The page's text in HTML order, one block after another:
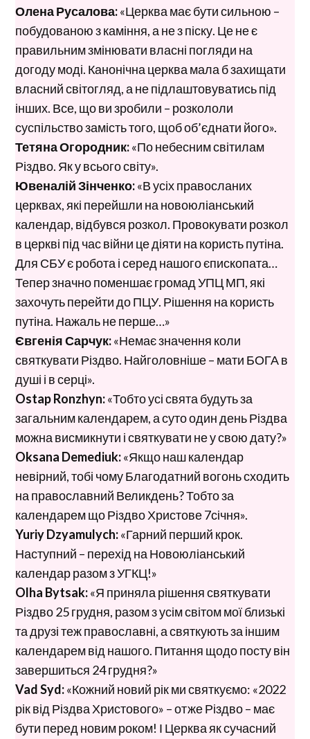
Олена Русалова:«Церква має бути сильною –
побудованою з каміння, а не з піску. Це не є
правильним змінювати власні погляди на
догоду моді. Канонічна церква мала б захищати
власний світогляд, а не підлаштовуватись під
інших. Все, що ви зробили – розкололи
суспільство замість того, щоб об’єднати його».
Тетяна Огородник:«По небесним світилам
Різдво. Як у всього світу».
Ювеналій Зінченко:«В усіх правосланих
церквах, які перейшли на новоюліанський
календар, відбувся розкол. Провокувати розкол
в церкві під час війни це діяти на користь путіна.
Для СБУ є робота і серед нашого єпископата…
Тепер значно поменшає громад УПЦ МП, які
захочуть перейти до ПЦУ. Рішення на користь
путіна. Нажаль не перше…»
Євгенія Сарчук:«Немає значення коли
святкувати Різдво. Найголовніше – мати БОГА в
душі і в серці».
Ostap Ronzhyn:«Тобто усі свята будуть за
загальним календарем, а суто один день Різдва
можна висмикнути і святкувати не у свою дату?»
Oksana Demediuk:«Якщо наш календар
невірний, тобі чому Благодатний вогонь сходить
на православний Великдень? Тобто за
календарем що Різдво Христове 7січня».
Yuriy Dzyamulych:«Гарний перший крок.
Наступний – перехід на Новоюліанський
календар разом з УГКЦ!»
Olha Bytsak:«Я приняла рішення святкувати
Різдво 25 грудня, разом з усім світом мої близькі
та друзі теж православні, а святкують за іншим
календарем від нашого. Питання щодо посту він
завершиться 24 грудня?»
Vad Syd:«Кожний новий рік ми святкуємо: «2022
рік від Різдва Христового» – отже Різдво – має
бути перед новим роком! І Церква як сучасний